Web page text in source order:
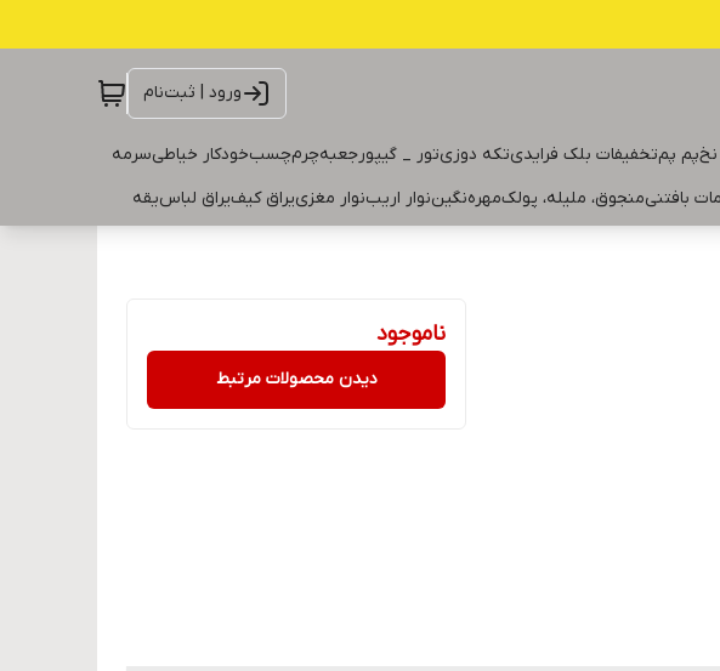
ورود | ثبت‌نام
نخپم پمتخفیفات بلک فرایدیتکه دوزیتور _ گیپورجعبهچرمچسبخودکار خیاطیسرمه
بافتنیمنجوق، ملیله، پولکمهرهنگیننوار اریبنوار مغزییراق کیفیراق لباسیقه
ناموجود
دیدن محصولات مرتبط